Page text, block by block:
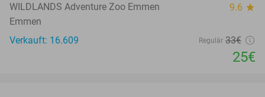
WILDLANDS Adventure Zoo Emmen 9.6 star
Emmen
Verkauft: 16.609
Regulär 33€
25€